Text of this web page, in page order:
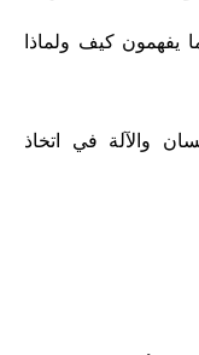
يفهمون كيف ولماذا
والآلة في اتخاذ